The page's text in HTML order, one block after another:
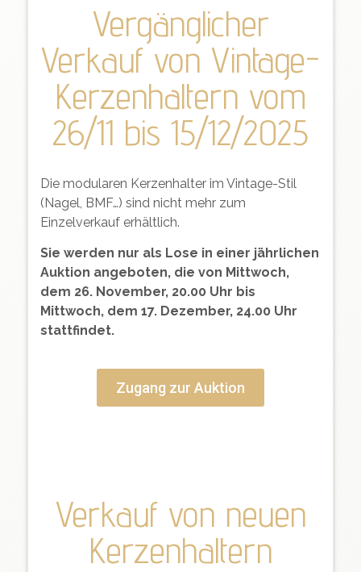
Vergänglicher
Verkauf von Vintage-
Kerzenhaltern vom
26/11 bis 15/12/2025
Die modularen Kerzenhalter im Vintage-Stil
(Nagel, BMF…) sind nicht mehr zum
Einzelverkauf erhältlich.
Sie werden nur als Lose in einer jährlichen
Auktion angeboten, die von Mittwoch,
dem 26. November, 20.00 Uhr bis
Mittwoch, dem 17. Dezember, 24.00 Uhr
stattfindet.
Zugang zur Auktion
Verkauf von neuen
Kerzenhaltern